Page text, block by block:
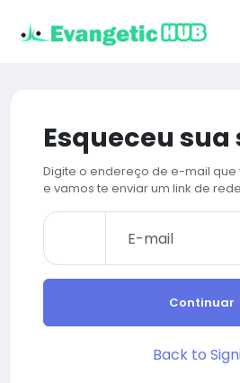
Esqueceu sua
Digite o endereço de e-mail
e vamos te enviar um link de
Continuar
Back to